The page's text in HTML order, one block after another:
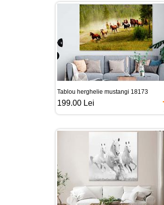
Tablou herghelie mustangi 18173
199.00 Lei